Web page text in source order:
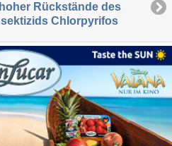
Rückstände des
Chlorpyrifos